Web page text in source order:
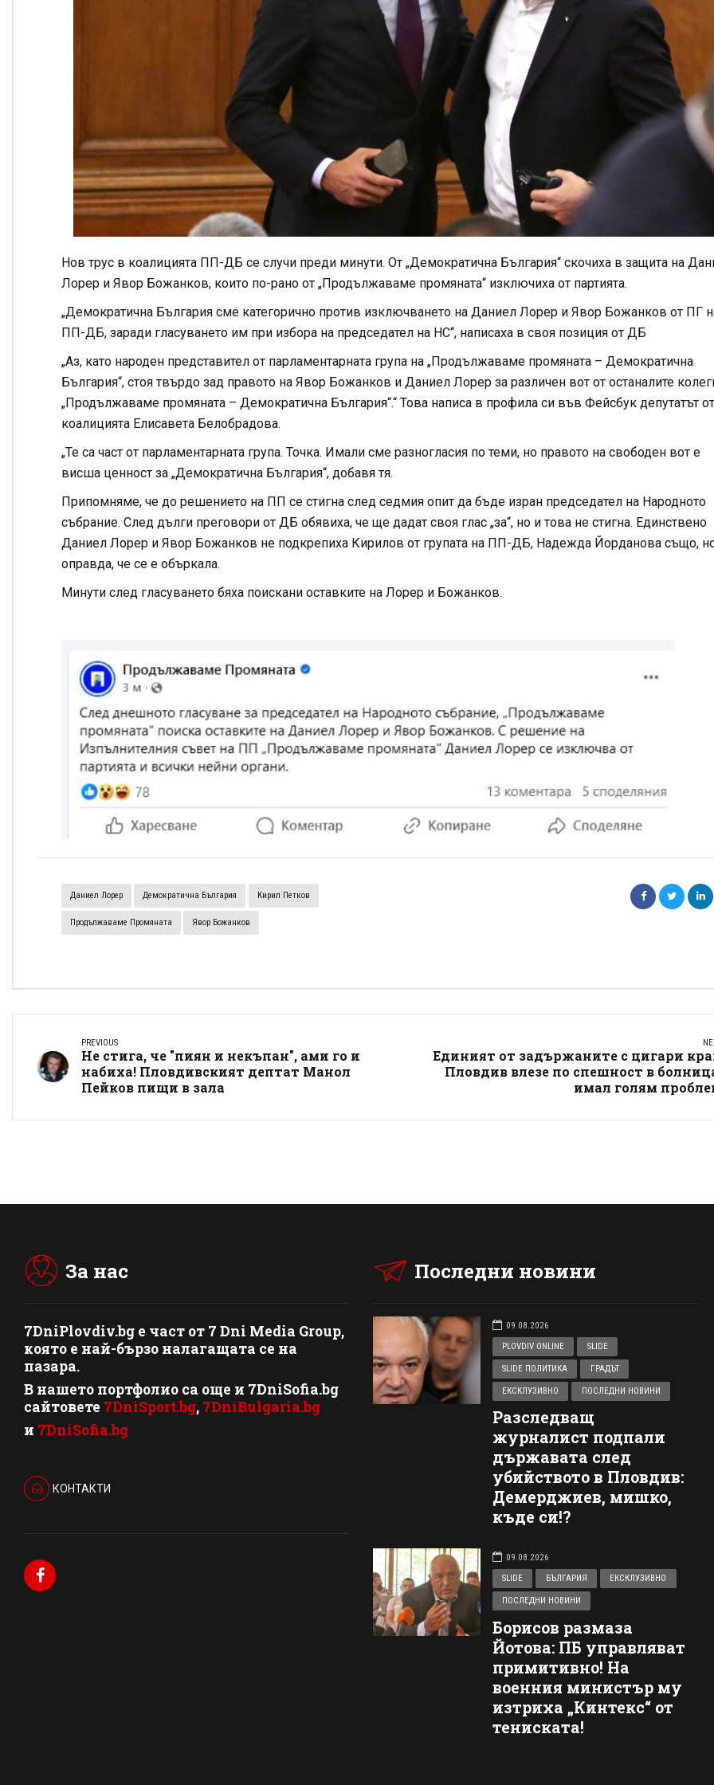
Нов трус в коалицията ПП-ДБ се случи преди минути. От „Демократична България“ скочиха в защита на
Лорер и Явор Божанков, които по-рано от „Продължаваме промяната“ изключиха от партията.
„Демократична България сме категорично против изключването на Даниел Лорер и Явор Божанков от ПГ
ПП-ДБ, заради гласуването им при избора на председател на НС“, написаха в своя позиция от ДБ
„Аз, като народен представител от парламентарната група на „Продължаваме промяната – Демократична
България“, стоя твърдо зад правото на Явор Божанков и Даниел Лорер за различен вот от останалите
„Продължаваме промяната – Демократична България“.“ Това написа в профила си във Фейсбук депутатът от
коалицията Елисавета Белобрадова.
„Те са част от парламентарната група. Точка. Имали сме разногласия по теми, но правото на свободен вот е
висша ценност за „Демократична България“, добавя тя.
Припомняме, че до решението на ПП се стигна след седмия опит да бъде изран председател на Народното
събрание. След дълги преговори от ДБ обявиха, че ще дадат своя глас „за“, но и това не стигна. Единствено
Даниел Лорер и Явор Божанков не подкрепиха Кирилов от групата на ПП-ДБ, Надежда Йорданова също,
оправда, че се е объркала.
Минути след гласуването бяха поискани оставките на Лорер и Божанков.
Даниел Лорер Демократична България Кирил Петков
Продължаваме Промяната Явор Божанков
PREVIOUS
Не стига, че "пиян и некъпан", ами го и
набиха! Пловдивският дептат Манол
Пейков пищи в зала
Единият от задържаните с цигари
Пловдив влезе по спешност в
имал голям
За нас
7DniPlovdiv.bg e част от 7 Dni Media Group,
която е най-бързо налагащата се на
пазара.
В нашето портфолио са още и 7DniSofia.bg
сайтовете 7DniSport.bg, 7DniBulgaria.bg
и 7DniSofia.bg
КОНТАКТИ
Последни новини
09.08.2026
PLOVDIV ONLINE
SLIDE
SLIDE ПОЛИТИКА ГРАДЪТ
ЕКСКЛУЗИВНО ПОСЛЕДНИ НОВИНИ
Разследващ
журналист подпали
държавата след
убийството в Пловдив:
Демерджиев, мишко,
къде си!?
09.08.2026
SLIDE
БЪЛГАРИЯ ЕКСКЛУЗИВНО
ПОСЛЕДНИ НОВИНИ
Борисов размаза
Йотова: ПБ управляват
примитивно! На
военния министър му
изтриха „Кинтекс“ от
тениската!